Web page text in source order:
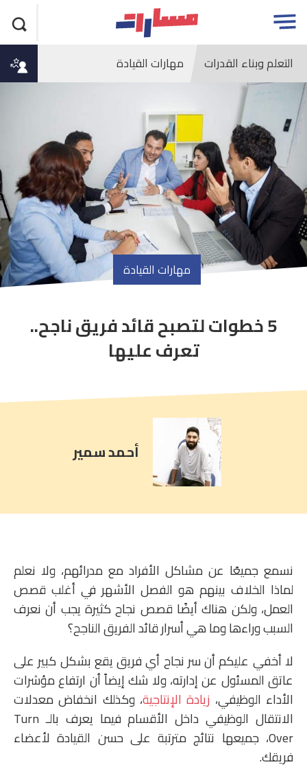
تجاوز
الاعلان
Open
menu
التعلم وبناء القدرات مهارات القيادة
مهارات القيادة
article
comment
count
5 خطوات لتصبح قائد فريق ناجح..
تعرف عليها
أحمد سمير
نسمع جميعًا عن مشاكل الأفراد مع مدرائهم، ولا نعلم
لماذا الخلاف بينهم هو الفصل الأشهر في أغلب قصص
العمل، ولكن هناك أيضًا قصص نجاح كثيرة يجب أن نعرف
السبب وراءها وما هي أسرار قائد الفريق الناجح؟
لا أخفي عليكم أن سر نجاح أي فريق يقع بشكل كبير على
عاتق المسئول عن إدارته، ولا شك إيضاً أن ارتفاع مؤشرات
الأداء الوظيفي، زيادة الإنتاجية، وكذلك انخفاض معدلات
الانتقال الوظيفي داخل الأقسام فيما يعرف بالـ Turn
Over، جميعها نتائج مترتبة على حسن القيادة لأعضاء
فريقك.